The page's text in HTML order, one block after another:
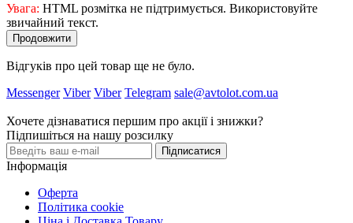
Увага: HTML розмітка не підтримується. Використовуйте
звичайний текст.
Продовжити
Відгуків про цей товар ще не було.
Messenger Viber Viber Telegram sale@avtolot.com.ua
Хочете дізнаватися першим про акції і знижки?
Підпишіться на нашу розсилку
Підписатися
Інформація
Оферта
Політика cookie